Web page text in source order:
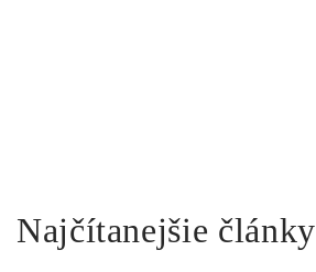
Najčítanejšie články